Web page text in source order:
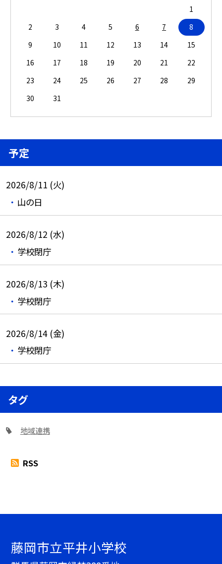
1
2
3 4 5 6 7
8
9
10 11 12 13 14
15
16
17 18 19 20 21
22
23
24 25 26 27 28
29
30
31
予定
2026/8/11 (火)
山の日
2026/8/12 (水)
学校閉庁
2026/8/13 (木)
学校閉庁
2026/8/14 (金)
学校閉庁
タグ
地域連携
RSS
藤岡市立平井小学校